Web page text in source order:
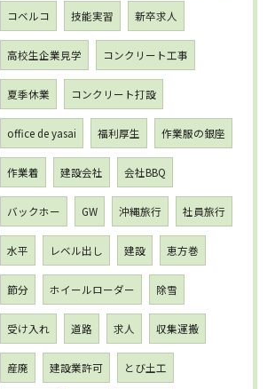
コベルコ 技能実習 新卒求人
高校生企業見学 コンクリート工事
夏季休業 コンクリート打設
office de yasai 福利厚生 作業服の銀座
作業着 建設会社 会社BBQ
バックホー GW 沖縄旅行 社員旅行
水平 レベル出し 建設 恵方巻
節分 ホイールローダー 除雪
受け入れ 道路 求人 収集運搬
産廃 建設業許可 とび土工